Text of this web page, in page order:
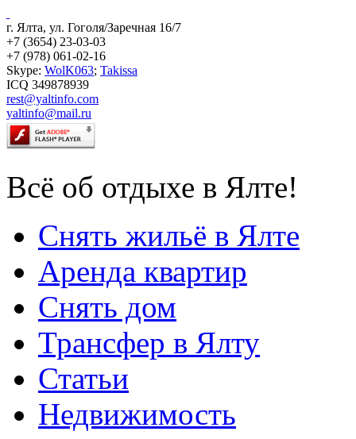
г. Ялта, ул. Гоголя/Заречная 16/7
+7 (3654) 23-03-03
+7 (978) 061-02-16
Skype: WolK063; Takissa
ICQ 349878939
rest@yaltinfo.com
yaltinfo@mail.ru
Всё об отдыхе в Ялте!
Снять жильё в Ялте
Аренда квартир
Снять дом
Трансфер в Ялту
Статьи
Недвижимость